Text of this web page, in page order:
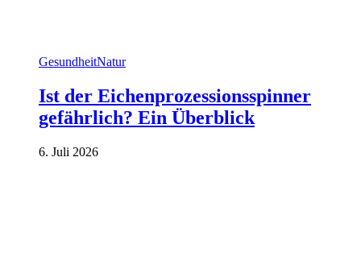
GesundheitNatur
Ist der Eichenprozessionsspinner
gefährlich? Ein Überblick
6. Juli 2026